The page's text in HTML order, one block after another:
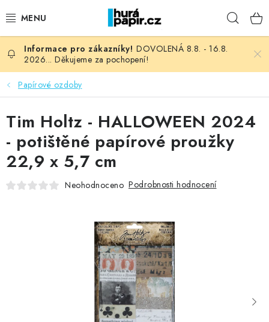
na
NOVINKY
HURÁ DÍLNA
VŠECHNO ZBOŽÍ
KNIHAŘSKÝ MATERIÁL
DOVOLENÁ 8.8. - 16.8.
2026... Děkujeme za pochopení!
Papírové ozdoby
Tim Holtz - HALLOWEEN 2024
- potištěné papírové proužky
22,9 x 5,7 cm
Neohodnoceno Podrobnosti hodnocení